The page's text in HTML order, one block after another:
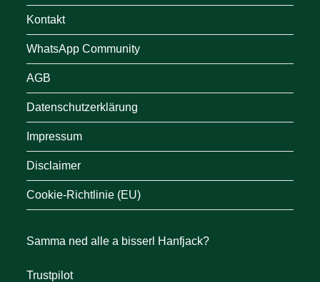
Kontakt
WhatsApp Community
AGB
Datenschutzerklärung
Impressum
Disclaimer
Cookie-Richtlinie (EU)
Samma ned alle a bisserl Hanfjack?
Trustpilot